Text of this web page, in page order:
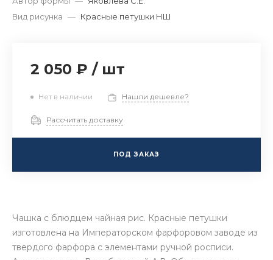
Вид рисунка — Красные петушки НШ
2 050 ₽ / шт
Нет в наличии Нашли дешевле?
Рассчитать доставку
ПОД ЗАКАЗ
Чашка с блюдцем чайная рис. Красные петушки
изготовлена на Императорском фарфоровом заводе из
твердого фарфора с элементами ручной росписи.